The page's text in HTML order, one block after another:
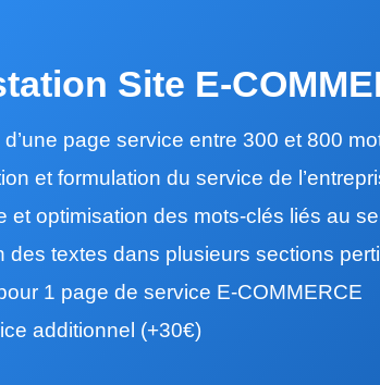
Site E-
page service entre 300 et 800
et formulation du service de
et optimisation des mots-clés liés au
des textes dans plusieurs sections
1 page de service E-COMMERCE
additionnel (+30€)